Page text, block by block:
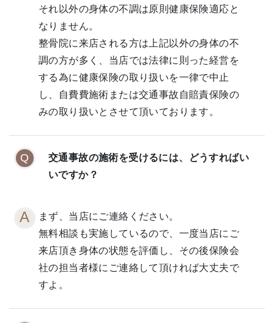
それ以外の身体の不調は原則健康保険適応と
なりません。
整骨院に来店される方は上記以外の身体の不
調の方が多く、当店では法律に則った経営を
する為に健康保険の取り扱いを一律で中止
し、自費費施術または交通事故自賠責保険の
みの取り扱いとさせて頂いております。
交通事故の施術を受けるには、どうすればい
いですか？
まず、当店にご連絡ください。
無料相談も実施しているので、一度当店にご
来店頂き身体の状態を評価し、その後保険会
社の担当者様にご連絡して頂ければ大丈夫で
すよ。